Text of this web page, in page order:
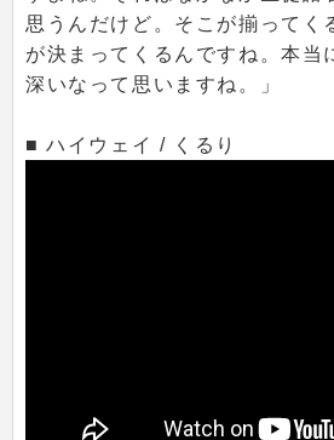
思うんだけど。そこが揃ってく
が決まってくるんですね。本当
深いなって思いますね。」
■ ハイウェイ / くるり